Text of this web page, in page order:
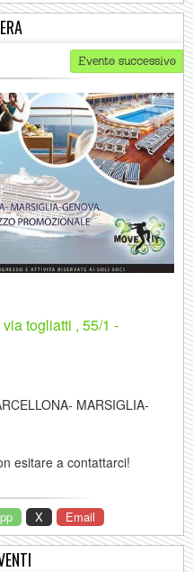
Evento successivo
togliatti , 55/1 -
MARSIGLIA-
esitare a contattarci!
X Email